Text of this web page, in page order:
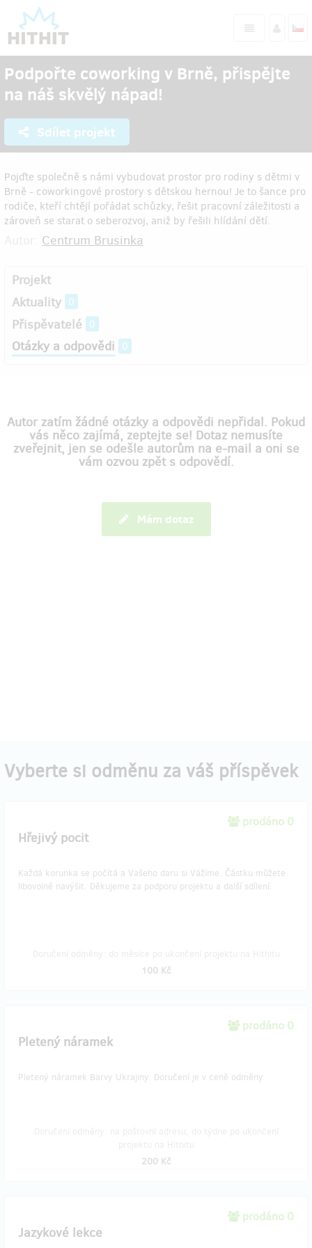
Podpořte coworking v Brně, přispějte
na náš skvělý nápad!
Sdílet projekt
Pojďte společně s námi vybudovat prostor pro rodiny s dětmi v
Brně - coworkingové prostory s dětskou hernou! Je to šance pro
rodiče, kteří chtějí pořádat schůzky, řešit pracovní záležitosti a
zároveň se starat o seberozvoj, aniž by řešili hlídání dětí.
Centrum Brusinka
Projekt
Aktuality 0
Přispěvatelé 0
Otázky a odpovědi 0
Autor zatím žádné otázky a odpovědi nepřidal. Pokud
vás něco zajímá, zeptejte se! Dotaz nemusíte
zveřejnit, jen se odešle autorům na e-mail a oni se
vám ozvou zpět s odpovědí.
Mám dotaz
Vyberte si odměnu za váš příspěvek
prodáno 0
Hřejivý pocit
Každá korunka se počítá a Vašeho daru si Vážíme. Částku můžete
libovolně navýšit. Děkujeme za podporu projektu a další sdílení.
100 Kč
prodáno 0
Pletený náramek
Pletený náramek Barvy Ukrajiny. Doručení je v ceně odměny.
200 Kč
prodáno 0
Jazykové lekce